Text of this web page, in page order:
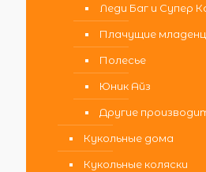
Леди Баг и Супер
Плачущие
Полесье
Юник Айз
Другие
Кукольные дома
Кукольные коляски